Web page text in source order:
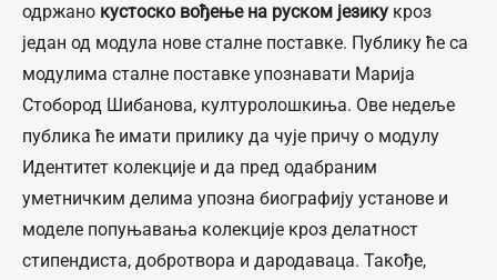
одржано кустоско вођење на руском језику кроз
један од модула нове сталне поставке. Публику ће са
модулима сталне поставке упознавати Марија
Стобород Шибанова, културолошкиња. Ове недеље
публика ће имати прилику да чује причу о модулу
Идентитет колекције и да пред одабраним
уметничким делима упозна биографију установе и
моделе попуњавања колекције кроз делатност
стипендиста, добротвора и дародаваца. Такође,